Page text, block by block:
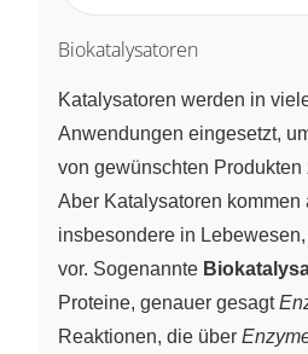
Biokatalysatoren
Katalysatoren werden in
Anwendungen eingesetzt,
von gewünschten Produkten
Aber Katalysatoren kommen
insbesondere in
vor. Sogenannte
Proteine, genauer gesagt
Reaktionen, die über